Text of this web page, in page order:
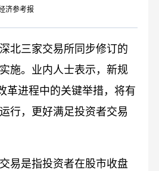
济参考报
北三家交易所同步修订的
施。业内人士表示，新规
革进程中的关键举措，将有
行，更好满足投资者交易
易是指投资者在股市收盘